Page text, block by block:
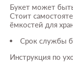
Букет может
Стоит
ёмкостей для
Срок службы
Инструкция по